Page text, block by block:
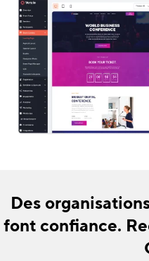
Des
font confiance.